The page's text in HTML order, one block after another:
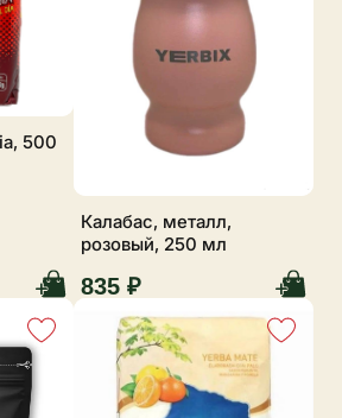
500
Калабас, металл,
розовый, 250 мл
835 ₽